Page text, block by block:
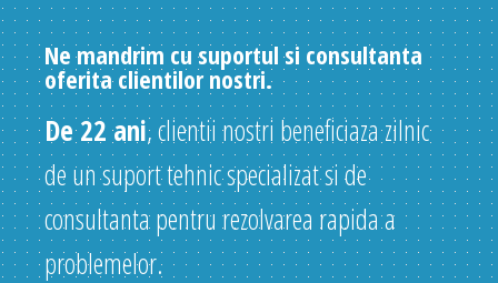
Ne mandrim cu suportul si consultanta
oferita clientilor nostri.
De 22 ani, clientii nostri beneficiaza zilnic
de un suport tehnic specializat si de
consultanta pentru rezolvarea rapida a
problemelor.